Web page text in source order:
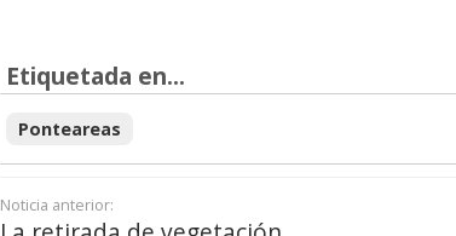
Etiquetada en...
Ponteareas
Noticia anterior: